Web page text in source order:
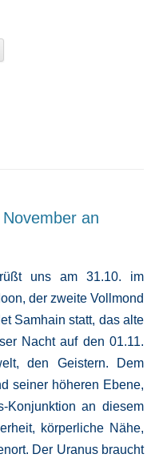
an
uns am 31.10. im
der zweite Vollmond
Samhain statt, das alte
Nacht auf den 01.11.
den Geistern. Dem
seiner höheren Ebene,
Konjunktion an diesem
körperliche Nähe,
Der Uranus braucht